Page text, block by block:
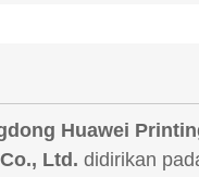
Huawei
Ltd. didirikan